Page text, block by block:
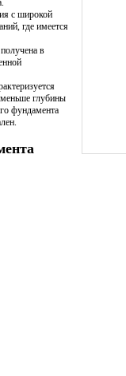
с широкой
где имеется
в
глубины
фундамента